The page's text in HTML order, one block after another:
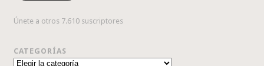
Únete a otros 7.610 suscriptores
CATEGORÍAS
Categorías